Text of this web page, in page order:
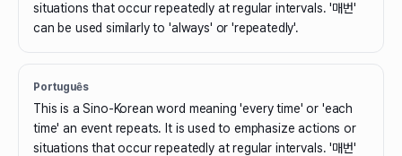
situations that occur repeatedly at regular intervals. '매번'
can be used similarly to 'always' or 'repeatedly'.
Português
This is a Sino-Korean word meaning 'every time' or 'each
time' an event repeats. It is used to emphasize actions or
situations that occur repeatedly at regular intervals. '매번'